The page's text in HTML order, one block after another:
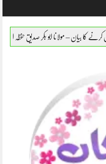
حفظہ اللہ اہل کتاب کے برتن